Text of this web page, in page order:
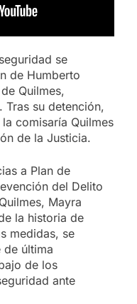
se
de Humberto
Quilmes,
su detención,
comisaría Quilmes
de la Justicia.
a Plan de
del Delito
Mayra
la historia de
medidas, se
de última
de los
ante